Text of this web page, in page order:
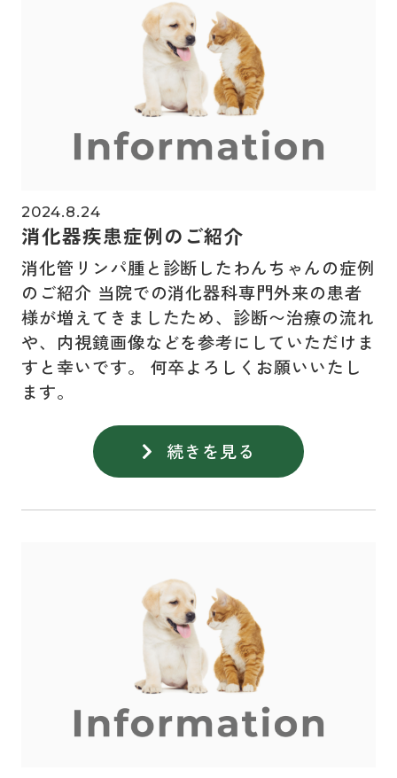
2024.8.24
消化器疾患症例のご紹介
消化管リンパ腫と診断したわんちゃんの症例
のご紹介 当院での消化器科専門外来の患者
様が増えてきましたため、診断〜治療の流れ
や、内視鏡画像などを参考にしていただけま
すと幸いです。 何卒よろしくお願いいたし
ます。
続きを見る